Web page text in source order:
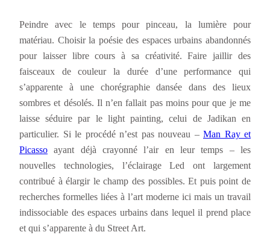
Peindre avec le temps pour pinceau, la lumière pour
matériau. Choisir la poésie des espaces urbains abandonnés
pour laisser libre cours à sa créativité. Faire jaillir des
faisceaux de couleur la durée d’une performance qui
s’apparente à une chorégraphie dansée dans des lieux
sombres et désolés. Il n’en fallait pas moins pour que je me
laisse séduire par le light painting, celui de Jadikan en
particulier. Si le procédé n’est pas nouveau – Man Ray et
Picasso ayant déjà crayonné l’air en leur temps – les
nouvelles technologies, l’éclairage Led ont largement
contribué à élargir le champ des possibles. Et puis point de
recherches formelles liées à l’art moderne ici mais un travail
indissociable des espaces urbains dans lequel il prend place
et qui s’apparente à du Street Art.